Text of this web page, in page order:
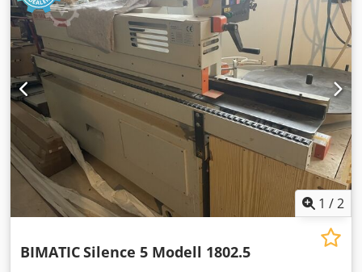
1 /2
BIMATICSilence 5 Modell 1802.5